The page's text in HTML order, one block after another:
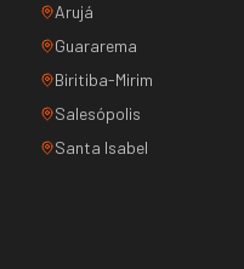
Arujá
Guararema
Biritiba-Mirim
Salesópolis
Santa Isabel